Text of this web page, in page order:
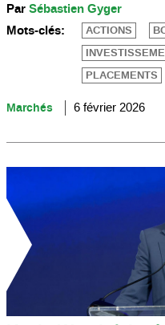
ParSébastien Gyger
Mots-clés:
ACTIONS
PLACEMENTS
Marchés 6 février 2026